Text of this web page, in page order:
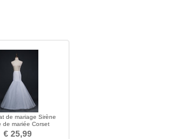
de mariage Sirène
de mariée Corset
Jantes simples
€ 25,99